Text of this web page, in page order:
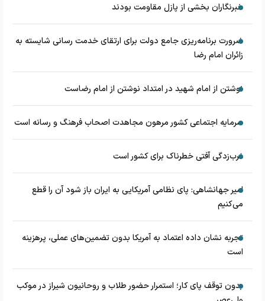
خبرنگاران بخشی از پازل مقاومت بودند
ضرورت برنامه‌ریزی جامع دولت برای ارتقای خدمت رسانی شایسته به
زائران امام رضا
نوشتن از امام شهید در امتداد نوشتن از امام رضاست
سرمایه اجتماعی کشور مرهون مجاهدت اصحاب فرهنگ و رسانه است
غرب‌زدگی آفتی خطرناک برای کشور است
امیر جهانشاهی: پای نظامی آمریکایی به ایران باز شود آن را قطع
می‌کنیم
تجربه نشان داده اعتماد به آمریکا بدون تضمین‌های عملی، پرهزینه
است
بدون توقف پای کار؛ استمرار حضور طلاب و روحانیون شیراز در موکب